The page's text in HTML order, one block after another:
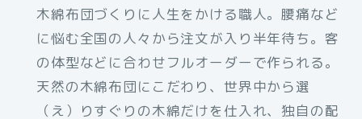
木綿布団づくりに人生をかける職人。腰痛など
に悩む全国の人々から注文が入り半年待ち。客
の体型などに合わせフルオーダーで作られる。
天然の木綿布団にこだわり、世界中から選
（え）りすぐりの木綿だけを仕入れ、独自の配